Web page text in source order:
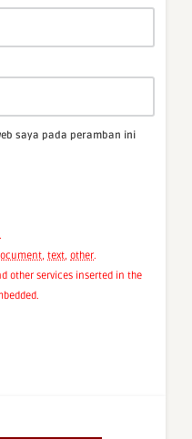
saya pada peramban ini
, text, other.
other services inserted in the